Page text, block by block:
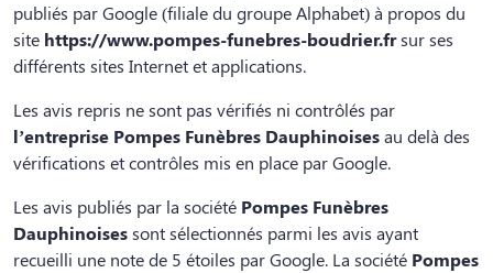
SAINT-BONNET-DE-MÛRE
LA TOUR-DU-PIN
publiés par Google (filiale du groupe Alphabet) à propos du
site https://www.pompes-funebres-boudrier.frsur ses
différents sites Internet et applications.
Les avis repris ne sont pas vérifiés ni contrôlés par
l’entreprise Pompes Funèbres Dauphinoisesau delà des
vérifications et contrôles mis en place par Google.
Les avis publiés par la société Pompes Funèbres
Dauphinoisessont sélectionnés parmi les avis ayant
recueilli une note de 5 étoiles par Google. La société Pompes